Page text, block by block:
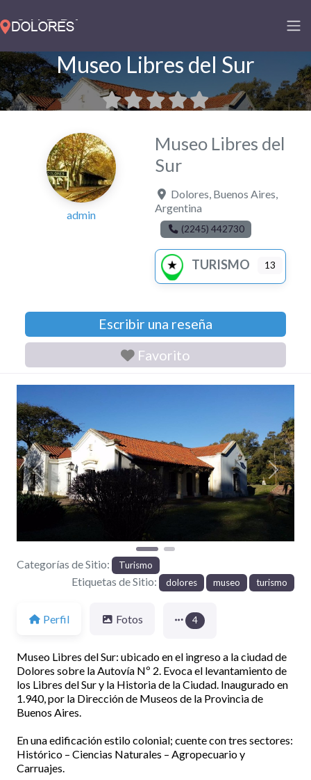
Museo Libres del Sur
admin
Museo Libres del
Sur
Dolores, Buenos Aires,
Argentina
(2245) 442730
TURISMO 13
Escribir una reseña
Favorito
Anterior
Categorías de Sitio: Turismo
Etiquetas de Sitio: dolores museo turismo
Perfil Fotos 4
Museo Libres del Sur: ubicado en el ingreso a la ciudad de
Dolores sobre la Autovía Nº 2. Evoca el levantamiento de
los Libres del Sur y la Historia de la Ciudad. Inaugurado en
1.940, por la Dirección de Museos de la Provincia de
Buenos Aires.
En una edificación estilo colonial; cuente con tres sectores:
Histórico – Ciencias Naturales – Agropecuario y
Carruajes.